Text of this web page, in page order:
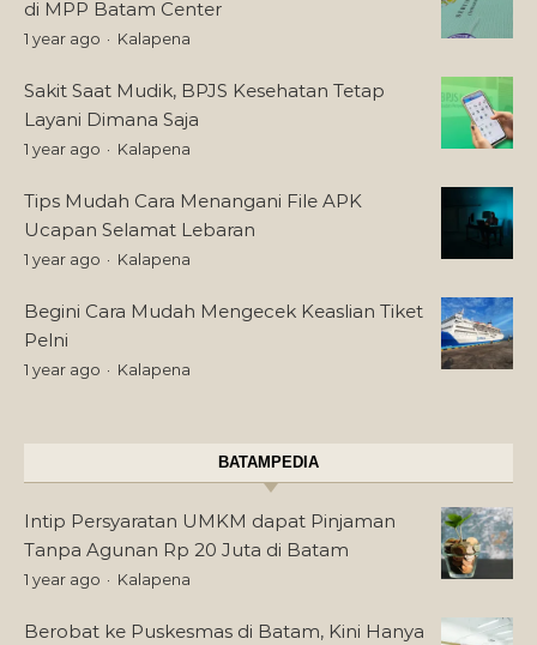
di MPP Batam Center
1 year ago Kalapena
Sakit Saat Mudik, BPJS Kesehatan Tetap
Layani Dimana Saja
1 year ago Kalapena
Tips Mudah Cara Menangani File APK
Ucapan Selamat Lebaran
1 year ago Kalapena
Begini Cara Mudah Mengecek Keaslian Tiket
Pelni
1 year ago Kalapena
BATAMPEDIA
Intip Persyaratan UMKM dapat Pinjaman
Tanpa Agunan Rp 20 Juta di Batam
1 year ago Kalapena
Berobat ke Puskesmas di Batam, Kini Hanya